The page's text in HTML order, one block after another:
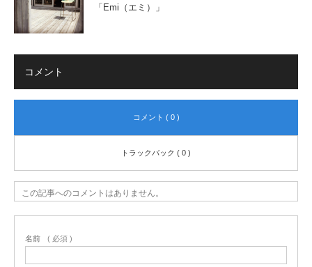
「Emi（エミ）」
コメント
コメント ( 0 )
トラックバック ( 0 )
この記事へのコメントはありません。
名前 ( 必須 )